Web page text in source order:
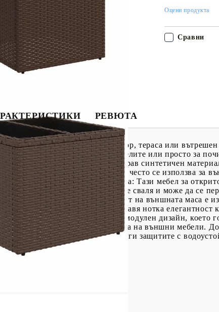
Оцени продукта
Сравни
РЕВЮТА
към вашия заден двор, тераса или
със семейството и приятелите или просто за
също като полиратан, е здрав синтетичен
е лек, лесен за почистване и често се използва за
влияния.Удобна седалка: Тази мебел за
сядане.Калъф, който може да се сваля и може да се
плот: Плотът на външната маса е
с влажна кърпа и добавя нотка
комплект външни мебели има модулен дизайн, което
персонализирана подредба на външни мебели.
красиви, ви препоръчваме да ги защитите с
(на място): 110 кг